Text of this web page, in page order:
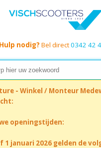
Hulp nodig? Bel direct0342 42
- Winkel / Monteur
openingstijden:
1 januari 2026 gelden de